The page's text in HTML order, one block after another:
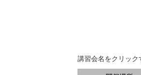
講習会名をクリック